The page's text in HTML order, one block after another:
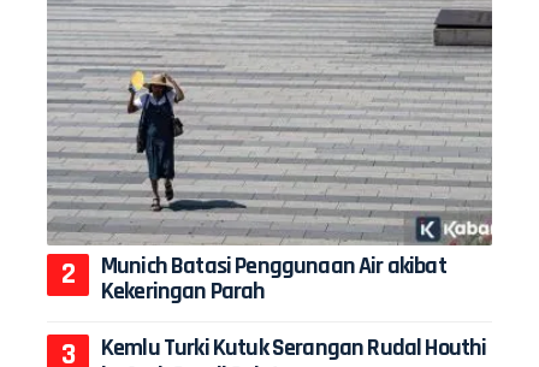
Munich Batasi Penggunaan Air akibat
Kekeringan Parah
Kemlu Turki Kutuk Serangan Rudal Houthi